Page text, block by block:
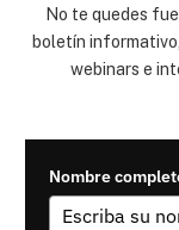
No te quedes
boletín
webinars e
Nombre